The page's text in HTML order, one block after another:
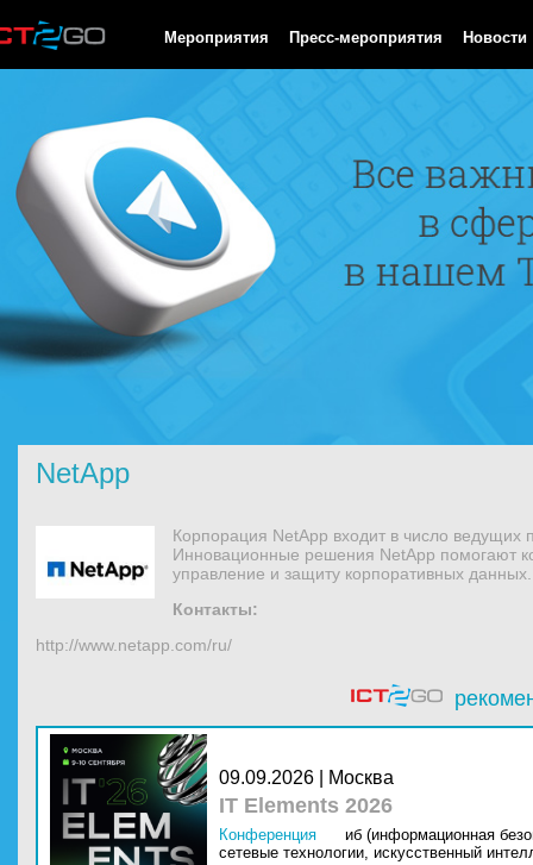
Мероприятия Пресс-мероприятия Новости
NetApp
Корпорация NetApp входит в число ведущих
Инновационные решения NetApp помогают
управление и защиту корпоративных данных.
Контакты:
http://www.netapp.com/ru/
09.09.2026 | Москва
IT Elements 2026
Конференция
иб (информационная
сетевые технологии, искусственный